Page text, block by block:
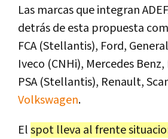
Las marcas que integran
detrás de esta propuesta
FCA (Stellantis), Ford,
Iveco (CNHi), Mercedes
PSA (Stellantis), Renault,
Volkswagen.
Elspot lleva al frente